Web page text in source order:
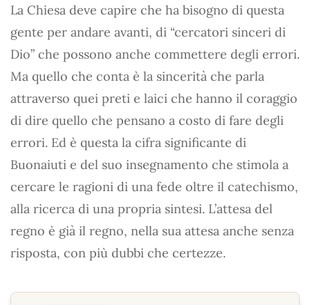
La Chiesa deve capire che ha bisogno di questa
gente per andare avanti, di “cercatori sinceri di
Dio” che possono anche commettere degli errori.
Ma quello che conta è la sincerità che parla
attraverso quei preti e laici che hanno il coraggio
di dire quello che pensano a costo di fare degli
errori. Ed è questa la cifra significante di
Buonaiuti e del suo insegnamento che stimola a
cercare le ragioni di una fede oltre il catechismo,
alla ricerca di una propria sintesi. L’attesa del
regno è già il regno, nella sua attesa anche senza
risposta, con più dubbi che certezze.